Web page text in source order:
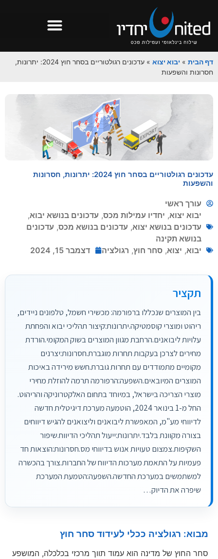
דף הבית » יבוא יצוא »
עדכונים רגולטוריים בסחר חוץ 2024: יתרונות,
חסרונות והשפעות
עדכונים רגולטוריים בסחר חוץ 2024: יתרונות, חסרונות
והשפעות
עורך ראשי
יבוא יצוא, יחדיו עמילות מכס, עדכונים בנושא יבוא,
עדכונים בנושא יצוא, עדכונים בנושא מכס, עדכונים
בנושא תקינה
יבוא, יצוא, סחר חוץ, רגולציה דצמבר 15, 2024
תקציר
בין המוצרים שנכללו ברפורמה: מכשירי חשמל, טלפונים ניידים,
ריהוט ומוצרי קוסמטיקה.יתרונות:קיצור תהליכי יבוא והפחתת
עלויות ליבואנים.הרחבת מגוון המוצרים בשוק המקומי.הורדת
מחירים לצרכן בעקבות תחרות מוגברת.חסרונות:יצרנים
מקומיים מתמודדים עם תחרות גוברת.חשש מירידה באיכות
המוצרים המיובאים.השפעה:הרפורמה תרמה להוזלת מחירי
מוצרי הצריכה בישראל, במיוחד בתחום האלקטרוניקה והריהוט.
החל מ-1 בינואר 2024, הוטמעה מערכת דיגיטלית חדשה
לדיווחי מע"מ, המאפשרת ליבואנים וליצואנים להגיש דיווחים
בצורה מקוונת בלבד.יתרונות:ייעול תהליכי הדיווח.שיפור
השקיפות.צמצום טעויות אנוש בדיווחי מס.חסרונות:הוצאות חד
פעמיות על התאמת מערכות הדיווח של החברות.צורך בהכשרה
למשתמשים במערכת החדשה.השפעה:הטמעת המערכת
שיפרה את הדיוק…
מבוא: רגולציה ככלי לעידוד סחר חוץ
סחר החוץ של מדינה הוא עמוד תווך מרכזי בכלכלה, המושפע